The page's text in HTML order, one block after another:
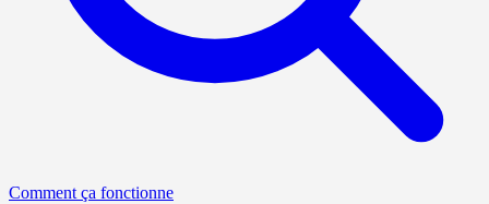
Comment ça fonctionne